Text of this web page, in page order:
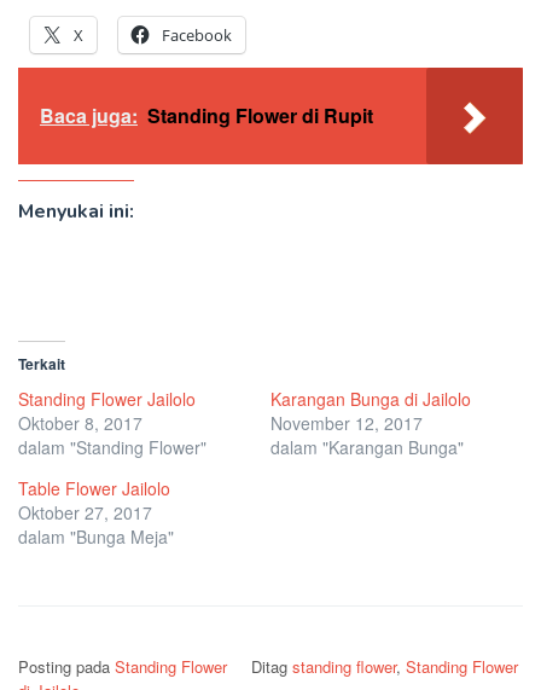
X Facebook
Baca juga: Standing Flower di Rupit
Menyukai ini:
Terkait
Standing Flower Jailolo
Oktober 8, 2017
dalam "Standing Flower"
Karangan Bunga di Jailolo
November 12, 2017
dalam "Karangan Bunga"
Table Flower Jailolo
Oktober 27, 2017
dalam "Bunga Meja"
Posting pada Standing Flower Ditag standing flower, Standing Flower